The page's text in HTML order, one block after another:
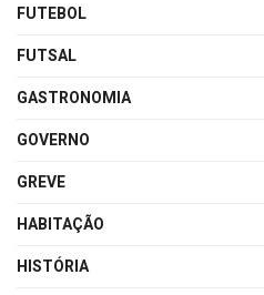
FUTEBOL
FUTSAL
GASTRONOMIA
GOVERNO
GREVE
HABITAÇÃO
HISTÓRIA